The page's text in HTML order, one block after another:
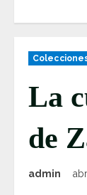
La
de
admin